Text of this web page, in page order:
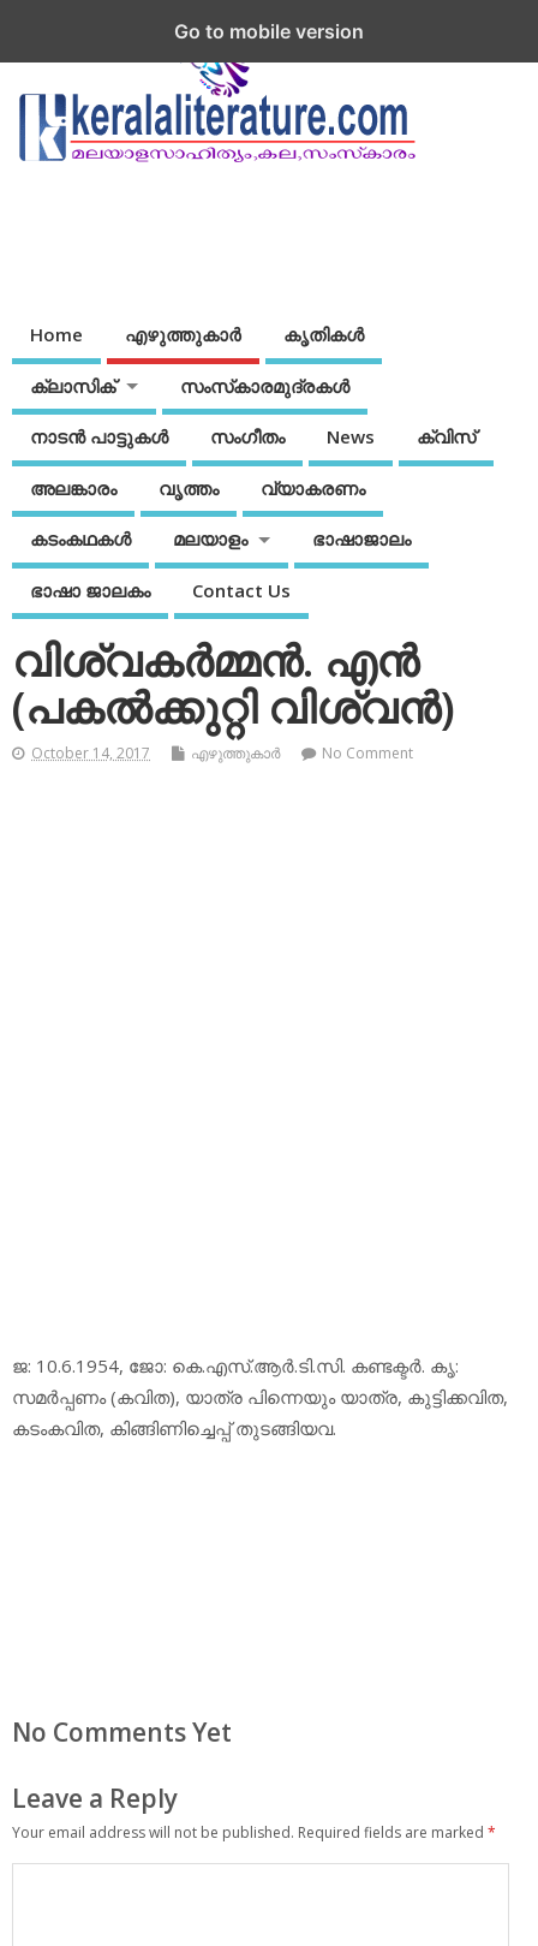
Home എഴുത്തുകാര്‍ കൃതികൾ
ക്ലാസിക് സംസ്‌കാരമുദ്രകള്‍
നാടന്‍ പാട്ടുകള്‍ സംഗീതം News ക്വിസ്
അലങ്കാരം വൃത്തം വ്യാകരണം
കടംകഥകള്‍ മലയാളം ഭാഷാജാലം
ഭാഷാ ജാലകം Contact Us
വിശ്വകര്‍മ്മന്‍. എന്‍
(പകല്‍ക്കുറ്റി വിശ്വന്‍)
October 14, 2017 എഴുത്തുകാര്‍ No Comment
ജ: 10.6.1954, ജോ: കെ.എസ്.ആര്‍.ടി.സി. കണ്ടക്ടര്‍. കൃ:
സമര്‍പ്പണം (കവിത), യാത്ര പിന്നെയും യാത്ര, കുട്ടിക്കവിത,
കടംകവിത, കിങ്ങിണിച്ചെപ്പ് തുടങ്ങിയവ.
No Comments Yet
Leave a Reply
Your email address will not be published. Required fields are marked *
Go to mobile version